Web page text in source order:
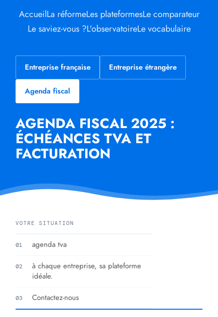
AccueilLa réformeLes plateformesLe comparateur
Le saviez-vous ?L'observatoireLe vocabulaire
Entreprise française Entreprise étrangère
Agenda fiscal
AGENDA FISCAL 2025 :
ÉCHÉANCES TVA ET
FACTURATION
VOTRE SITUATION
01 agenda tva
02
à chaque entreprise, sa plateforme
idéale.
03 Contactez-nous